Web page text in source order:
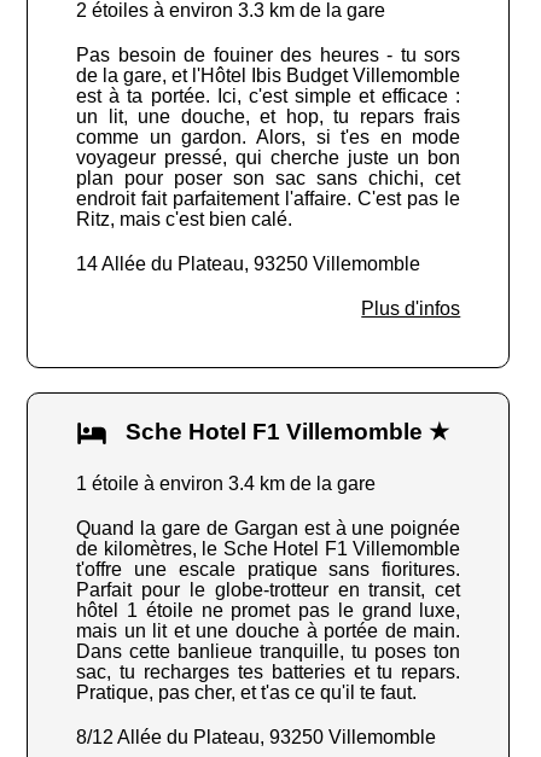
2 étoiles à environ 3.3 km de la gare
Pas besoin de fouiner des heures - tu sors
de la gare, et l'Hôtel Ibis Budget Villemomble
est à ta portée. Ici, c'est simple et efficace :
un lit, une douche, et hop, tu repars frais
comme un gardon. Alors, si t'es en mode
voyageur pressé, qui cherche juste un bon
plan pour poser son sac sans chichi, cet
endroit fait parfaitement l'affaire. C'est pas le
Ritz, mais c'est bien calé.
14 Allée du Plateau, 93250 Villemomble
Plus d'infos
Sche Hotel F1 Villemomble ★
1 étoile à environ 3.4 km de la gare
Quand la gare de Gargan est à une poignée
de kilomètres, le Sche Hotel F1 Villemomble
t'offre une escale pratique sans fioritures.
Parfait pour le globe-trotteur en transit, cet
hôtel 1 étoile ne promet pas le grand luxe,
mais un lit et une douche à portée de main.
Dans cette banlieue tranquille, tu poses ton
sac, tu recharges tes batteries et tu repars.
Pratique, pas cher, et t'as ce qu'il te faut.
8/12 Allée du Plateau, 93250 Villemomble